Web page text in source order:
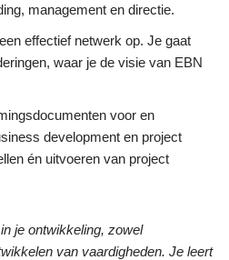
management en directie.
effectief netwerk op. Je gaat
waar je de visie van EBN
voor en
development en project
én uitvoeren van project
je ontwikkeling, zowel
van vaardigheden. Je leert